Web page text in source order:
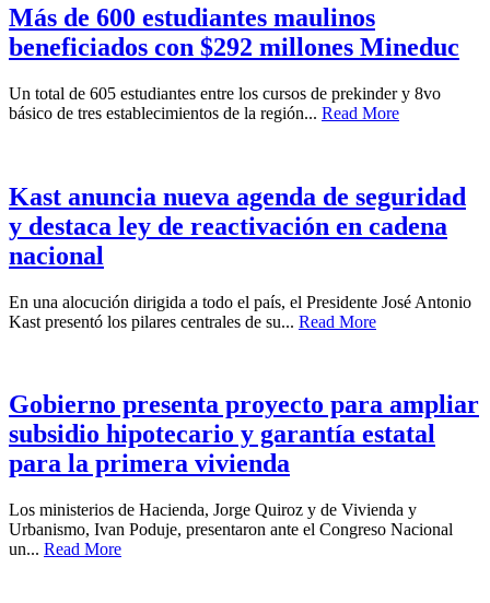
Más de 600 estudiantes maulinos
beneficiados con $292 millones Mineduc
Un total de 605 estudiantes entre los cursos de prekinder y 8vo
básico de tres establecimientos de la región... Read More
Kast anuncia nueva agenda de seguridad
y destaca ley de reactivación en cadena
nacional
En una alocución dirigida a todo el país, el Presidente José Antonio
Kast presentó los pilares centrales de su... Read More
Gobierno presenta proyecto para ampliar
subsidio hipotecario y garantía estatal
para la primera vivienda
Los ministerios de Hacienda, Jorge Quiroz y de Vivienda y
Urbanismo, Ivan Poduje, presentaron ante el Congreso Nacional
un... Read More